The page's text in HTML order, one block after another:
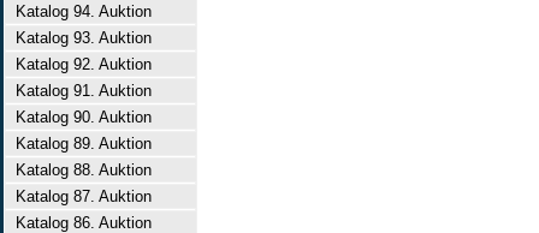
Katalog 94. Auktion
Katalog 93. Auktion
Katalog 92. Auktion
Katalog 91. Auktion
Katalog 90. Auktion
Katalog 89. Auktion
Katalog 88. Auktion
Katalog 87. Auktion
Katalog 86. Auktion